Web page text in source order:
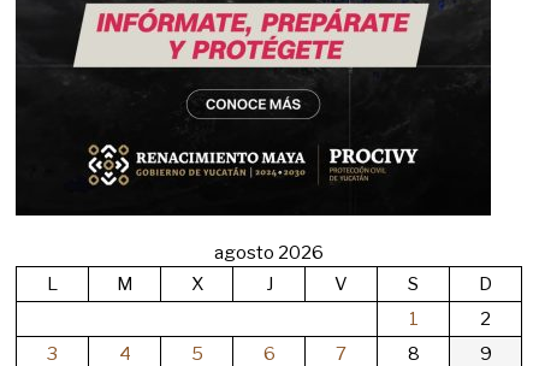
agosto 2026
L
M X J V S
D
1
2
3
4 5 6 7 8
9